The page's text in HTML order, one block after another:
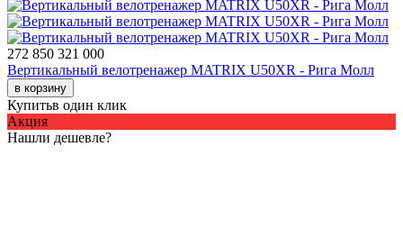
272 850 321 000
Вертикальный велотренажер MATRIX U50XR - Рига Молл
в корзину
Купитьв один клик
Акция
Нашли дешевле?